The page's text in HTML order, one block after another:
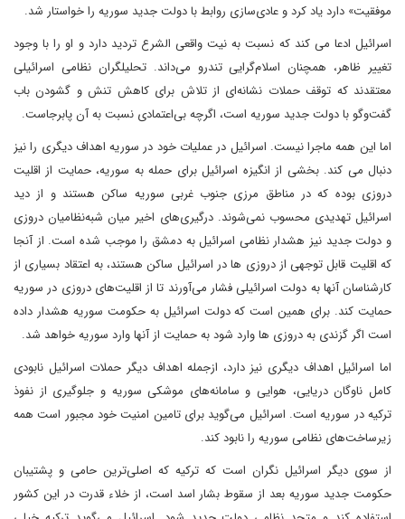
موفقیت» دارد یاد کرد و عادی‌سازی روابط با دولت جدید سوریه را خواستار شد.
اسرائیل ادعا می کند که نسبت به نیت واقعی الشرع تردید دارد و او را با وجود
تغییر ظاهر، همچنان اسلام‌گرایی تندرو می‌داند. تحلیلگران نظامی اسرائیلی
معتقدند که توقف حملات نشانه‌ای از تلاش برای کاهش تنش و گشودن باب
گفت‌وگو با دولت جدید سوریه است، اگرچه بی‌اعتمادی نسبت به آن پابرجاست.
اما این همه ماجرا نیست. اسرائیل در عملیات خود در سوریه اهداف دیگری را نیز
دنبال می کند. بخشی از انگیزه اسرائیل برای حمله به سوریه، حمایت از اقلیت
دروزی بوده که در مناطق مرزی جنوب غربی سوریه ساکن‌ هستند و از دید
اسرائیل تهدیدی محسوب نمی‌شوند. درگیری‌های اخیر میان شبه‌نظامیان دروزی
و دولت جدید نیز هشدار نظامی اسرائیل به دمشق را موجب شده است. از آنجا
که اقلیت قابل توجهی از دروزی ها در اسرائیل ساکن هستند، به اعتقاد بسیاری از
کارشناسان آنها به دولت اسرائیلی فشار می‌آورند تا از اقلیت‌های دروزی در سوریه
حمایت کند. برای همین است که دولت اسرائیل به حکومت سوریه هشدار داده
است اگر گزندی به دروزی ها وارد شود به حمایت از آنها وارد سوریه خواهد شد.
اما اسرائیل اهداف دیگری نیز دارد، ازجمله اهداف دیگر حملات اسرائیل نابودی
کامل ناوگان دریایی، هوایی و سامانه‌های موشکی سوریه و جلوگیری از نفوذ
ترکیه در سوریه است. اسرائیل می‌گوید برای تامین امنیت خود مجبور است همه
زیرساخت‌های نظامی سوریه را نابود کند.
از سوی دیگر اسرائیل نگران است که ترکیه که اصلی‌ترین حامی و پشتیبان
حکومت جدید سوریه بعد از سقوط بشار اسد است، از خلاء‌ قدرت در این کشور